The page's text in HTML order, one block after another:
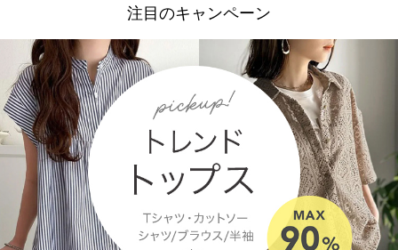
注目のキャンペーン